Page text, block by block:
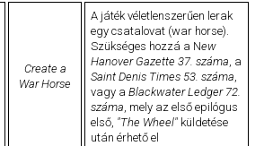
Create a
War Horse
A játék véletlenszerűen lerak
egy csatalovat (war horse).
Szükséges hozzá a New
Hanover Gazette 37. száma, a
Saint Denis Times 53. száma,
vagy a Blackwater Ledger 72.
száma, mely az első epilógus
első, "The Wheel" küldetése
után érhető el